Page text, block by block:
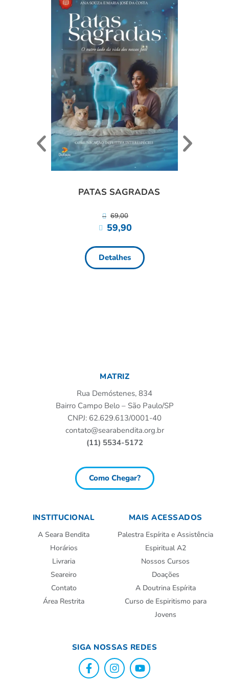
PATAS SAGRADAS
69,00
59,90
Detalhes
MATRIZ
Rua Demóstenes, 834
Bairro Campo Belo – São Paulo/SP
CNPJ: 62.629.613/0001-40
contato@searabendita.org.br
(11) 5534-5172
Como Chegar?
INSTITUCIONAL
A Seara Bendita
Horários
Livraria
Seareiro
Contato
Área Restrita
MAIS ACESSADOS
Palestra Espírita e Assistência
Espiritual A2
Nossos Cursos
Doações
A Doutrina Espírita
Curso de Espiritismo para
Jovens
SIGA NOSSAS REDES